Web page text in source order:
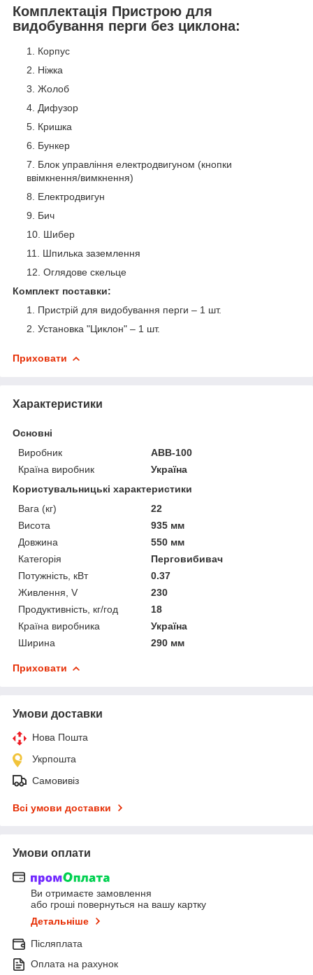
Комплектація Пристрою для
видобування перги без циклона:
Корпус
Ніжка
Жолоб
Дифузор
Кришка
Бункер
Блок управління електродвигуном (кнопки
ввімкнення/вимкнення)
Електродвигун
Бич
Шибер
Шпилька заземлення
Оглядове скельце
Комплект поставки:
Пристрій для видобування перги – 1 шт.
Установка "Циклон" – 1 шт.
Приховати
Характеристики
Основні
Виробник
АВВ-100
Країна виробник
Україна
Користувальницькі характеристики
Вага (кг)
22
Висота
935 мм
Довжина
550 мм
Категорія
Перговибивач
Потужність, кВт
0.37
Живлення, V
230
Продуктивність, кг/год
18
Країна виробника
Україна
Ширина
290 мм
Приховати
Умови доставки
Нова Пошта
Укрпошта
Самовивіз
Всі умови доставки
Умови оплати
Ви отримаєте замовлення
або гроші повернуться на вашу картку
Детальніше
Післяплата
Оплата на рахунок